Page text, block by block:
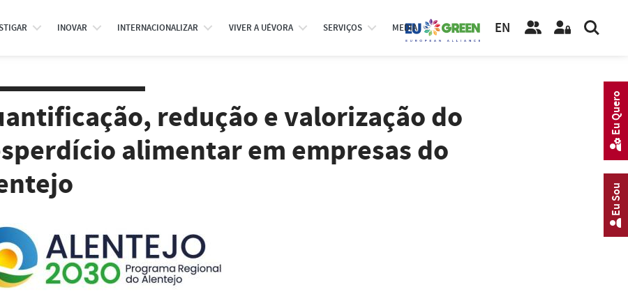
INOVAR INTERNACIONALIZAR VIVER A UÉVORA SERVIÇOS MEDIA EN
redução e valorização do
alimentar em empresas do
Eu Sou
Eu Quero